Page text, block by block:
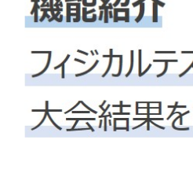
新着記事
おすすめ記事